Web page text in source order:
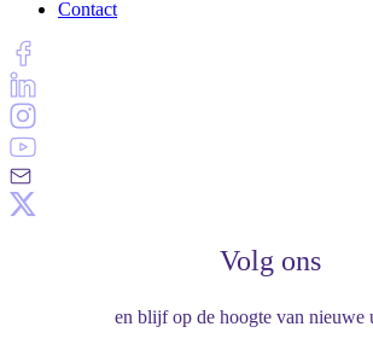
Contact
Volg ons
en blijf op de hoogte van nieuwe